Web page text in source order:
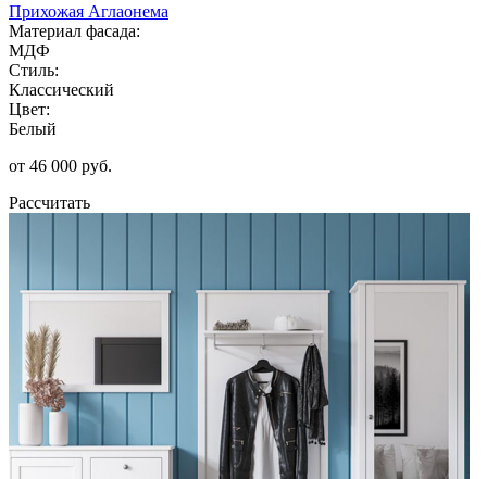
Прихожая Аглаонема
Материал фасада:
МДФ
Стиль:
Классический
Цвет:
Белый
от 46 000 руб.
Рассчитать